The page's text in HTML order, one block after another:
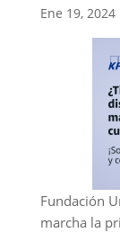
Ene 19, 2024
Fundación
marcha la